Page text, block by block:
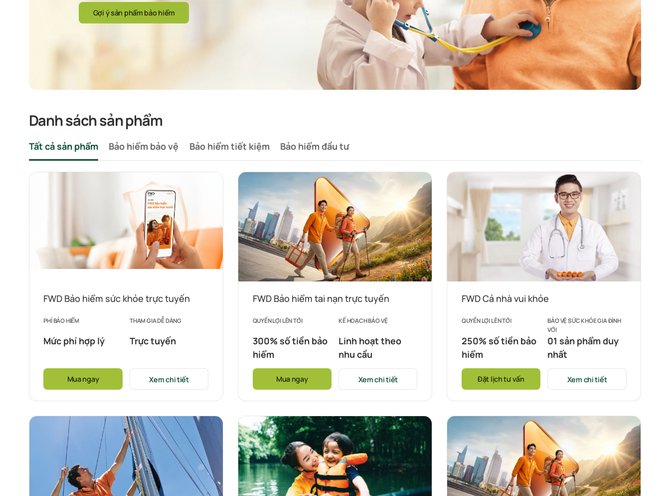
Gợi ý sản phẩm bảo hiểm
Danh sách sản phẩm
Tất cả sản phẩm Bảo hiểm bảo vệ Bảo hiểm tiết kiệm Bảo hiểm đầu tư
FWD Bảo hiểm sức khỏe trực tuyến
PHÍ BẢO HIỂM
Mức phí hợp lý
THAM GIA DỄ DÀNG
Trực tuyến
Mua ngay Xem chi tiết
FWD Bảo hiểm tai nạn trực tuyến
QUYỀN LỢI LÊN TỚI
300% số tiền bảo
hiểm
KẾ HOẠCH BẢO VỆ
Linh hoạt theo
nhu cầu
Mua ngay Xem chi tiết
FWD Cả nhà vui khỏe
QUYỀN LỢI LÊN TỚI
250% số tiền bảo
hiểm
BẢO VỆ SỨC KHỎE GIA ĐÌNH
VỚI
01 sản phẩm duy
nhất
Đặt lịch tư vấn Xem chi tiết